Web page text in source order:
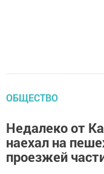
ОБЩЕСТВО
Недалеко от
наехал на
проезжей